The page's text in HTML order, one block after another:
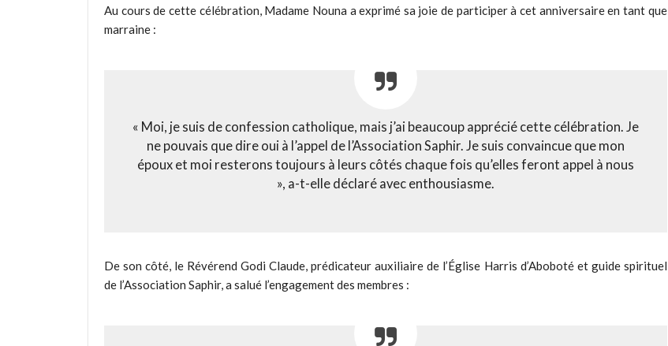
Au cours de cette célébration, Madame Nouna a exprimé sa joie de participer à cet anniversaire en tant que
marraine :
« Moi, je suis de confession catholique, mais j’ai beaucoup apprécié cette célébration. Je
ne pouvais que dire oui à l’appel de l’Association Saphir. Je suis convaincue que mon
époux et moi resterons toujours à leurs côtés chaque fois qu’elles feront appel à nous
», a-t-elle déclaré avec enthousiasme.
De son côté, le Révérend Godi Claude, prédicateur auxiliaire de l’Église Harris d’Aboboté et guide spirituel
de l’Association Saphir, a salué l’engagement des membres :